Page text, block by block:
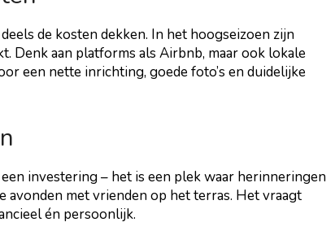
de kosten dekken. In het hoogseizoen zijn
Denk aan platforms als Airbnb, maar ook lokale
een nette inrichting, goede foto’s en duidelijke
investering – het is een plek waar herinneringen
avonden met vrienden op het terras. Het vraagt
én persoonlijk.